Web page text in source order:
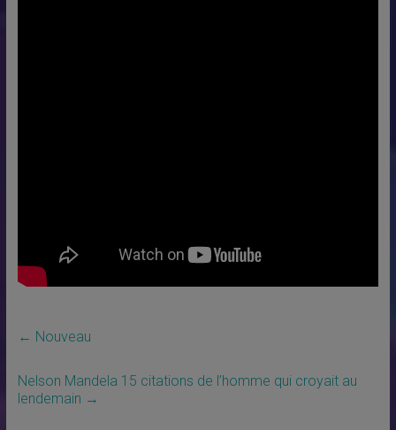
← Nouveau
Nelson Mandela 15 citations de l’homme qui croyait au
lendemain →